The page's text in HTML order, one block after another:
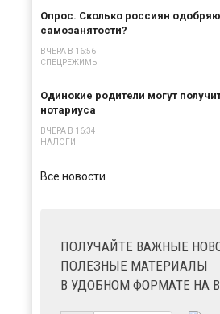
Опрос. Сколько россиян
самозанятости?
ВЧЕРА В 16:56
СПЕЦРЕЖИМЫ
Одинокие родители могут
нотариуса
ВЧЕРА В 16:34
НАЛОГИ
Все новости
ПОЛУЧАЙТЕ ВАЖНЫЕ
ПОЛЕЗНЫЕ МАТЕРИАЛЫ
В УДОБНОМ ФОРМАТЕ НА